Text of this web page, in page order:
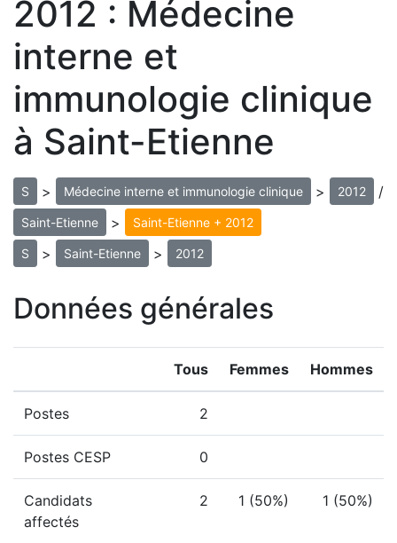
2012 : Médecine
interne et
immunologie clinique
à Saint-Etienne
S > Médecine interne et immunologie clinique > 2012 /
Saint-Etienne > Saint-Etienne + 2012
S > Saint-Etienne > 2012
Données générales
Tous Femmes Hommes
Postes 2
Postes CESP 0
Candidats
affectés
2 1 (50%) 1 (50%)